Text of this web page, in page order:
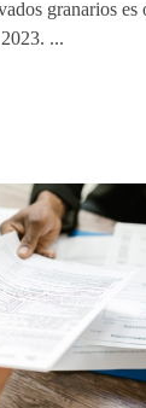
granarios
...